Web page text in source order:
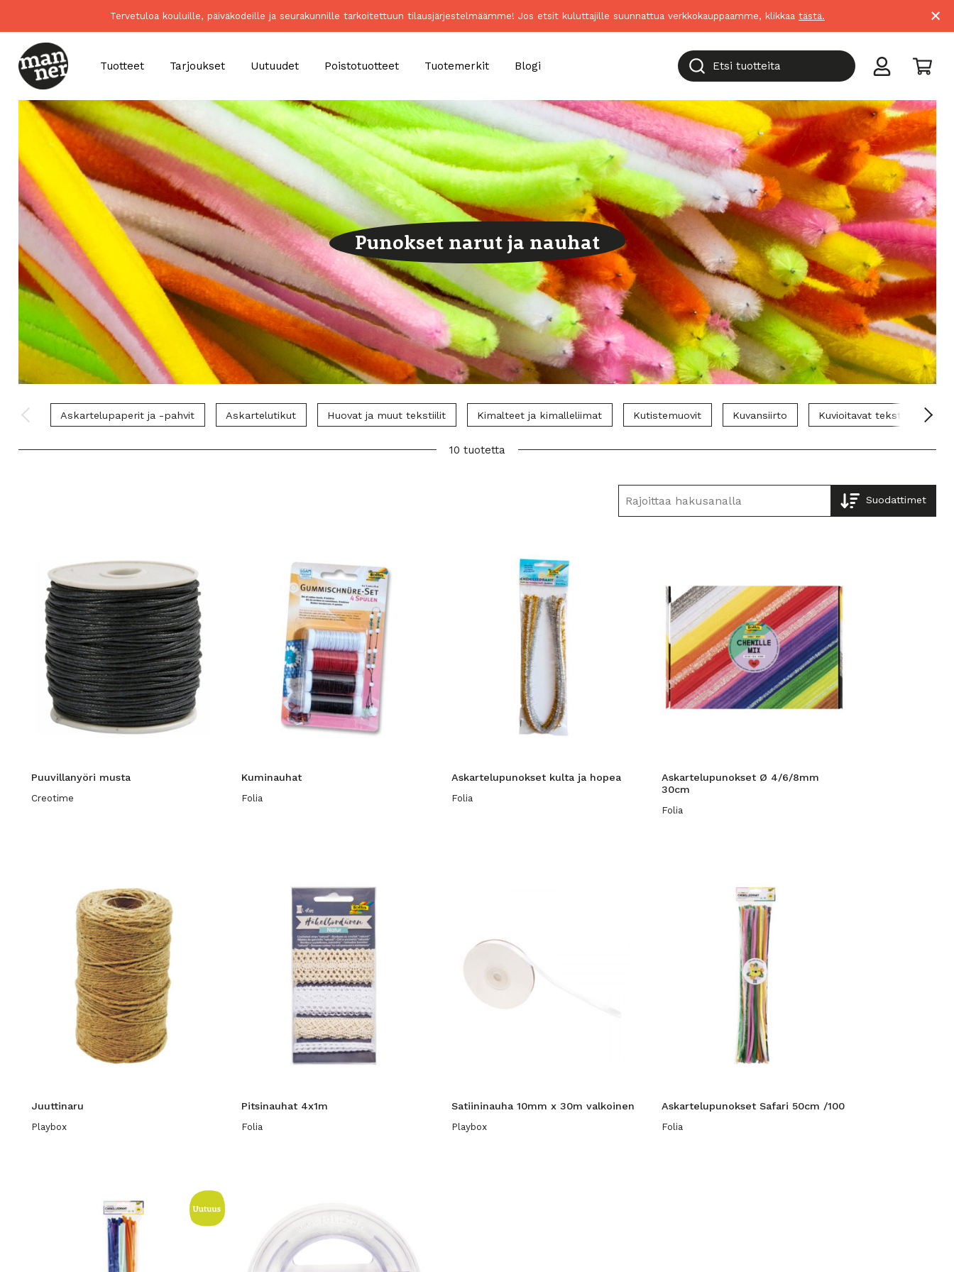
Tervetuloa kouluille, päiväkodeille ja seurakunnille tarkoitettuun tilausjärjestelmäämme! Jos etsit kuluttajille suunnattua verkkokauppaamme, klikkaa tästä. ×
Tuotteet Tarjoukset Uutuudet Poistotuotteet Tuotemerkit Blogi Etsi tuotteita
Punokset narut ja nauhat
Askartelupaperit ja -pahvit Askartelutikut Huovat ja muut tekstiilit Kimalteet ja kimalleliimat Kutistemuovit Kuvansiirto Kuvioitavat tekstiilit ja
10 tuotetta
Suodattimet
Puuvillanyöri musta
Creotime
Kuminauhat
Folia
Askartelupunokset kulta ja hopea
Folia
Askartelupunokset Ø 4/6/8mm
30cm
Folia
Juuttinaru
Playbox
Pitsinauhat 4x1m
Folia
Satiininauha 10mm x 30m valkoinen
Playbox
Askartelupunokset Safari 50cm /100
Folia